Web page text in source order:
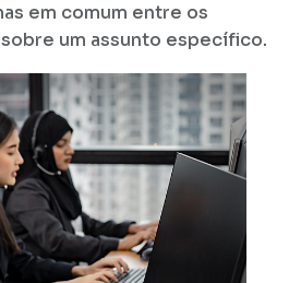
em comum entre os
um assunto específico.